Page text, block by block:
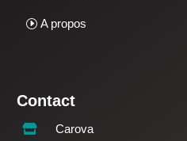
A propos
Contact
 Carova